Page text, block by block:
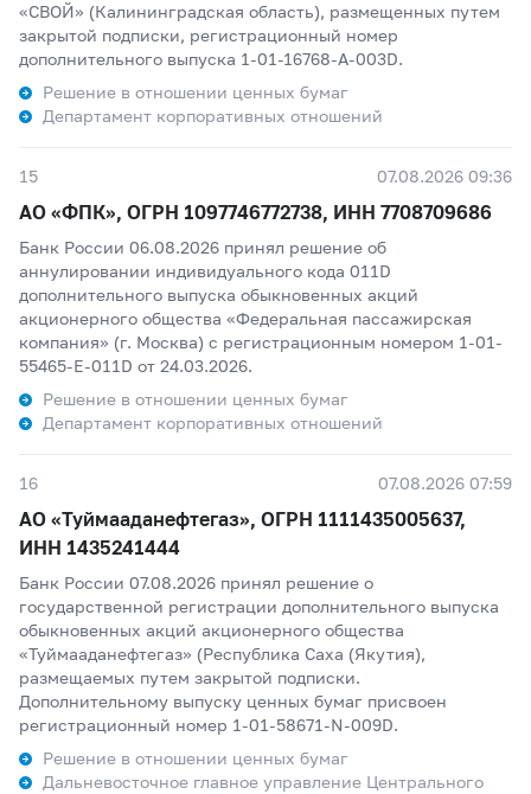
«СВОЙ» (Калининградская область), размещенных путем
закрытой подписки, регистрационный номер
дополнительного выпуска 1-01-16768-A-003D.
Решение в отношении ценных бумаг
Департамент корпоративных отношений
15 07.08.2026 09:36
АО «ФПК», ОГРН 1097746772738, ИНН 7708709686
Банк России 06.08.2026 принял решение об
аннулировании индивидуального кода 011D
дополнительного выпуска обыкновенных акций
акционерного общества «Федеральная пассажирская
компания» (г. Москва) с регистрационным номером 1-01-
55465-E-011D от 24.03.2026.
Решение в отношении ценных бумаг
Департамент корпоративных отношений
16 07.08.2026 07:59
АО «Туймааданефтегаз», ОГРН 1111435005637,
ИНН 1435241444
Банк России 07.08.2026 принял решение о
государственной регистрации дополнительного выпуска
обыкновенных акций акционерного общества
«Туймааданефтегаз» (Республика Саха (Якутия),
размещаемых путем закрытой подписки.
Дополнительному выпуску ценных бумаг присвоен
регистрационный номер 1-01-58671-N-009D.
Решение в отношении ценных бумаг
Дальневосточное главное управление Центрального